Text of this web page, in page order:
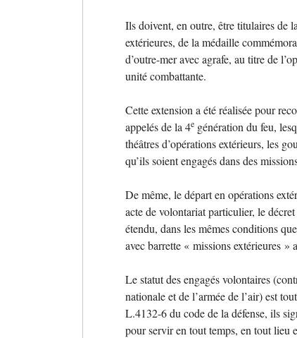
Ils doivent, en outre, être titulaires de
extérieures, de la médaille
d’outre-mer avec agrafe, au titre de
unité combattante.
Cette extension a été réalisée pour
appelés de la 4e génération du feu,
théâtres d’opérations extérieurs, les
qu’ils soient engagés dans des
De même, le départ en opérations
acte de volontariat particulier, le
étendu, dans les mêmes conditions
avec barrette « missions extérieures »
Le statut des engagés volontaires
nationale et de l’armée de l’air) est
L.4132-6 du code de la défense, ils
pour servir en tout temps, en tout lieu